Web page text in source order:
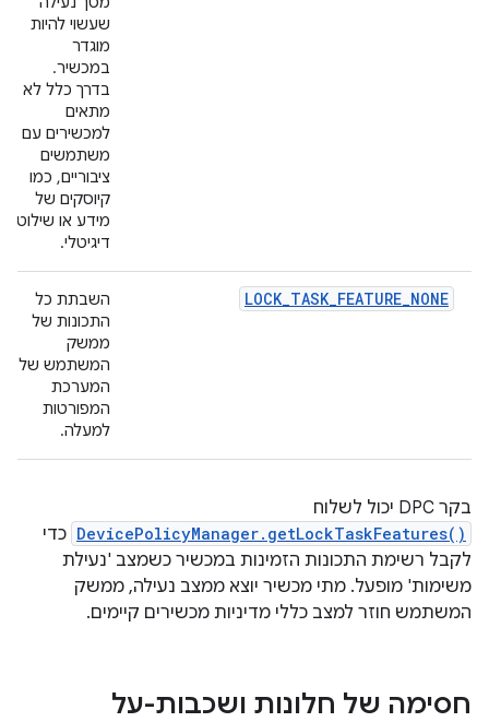
שעשוי להיות
מוגדר
במכשיר.
בדרך כלל לא
מתאים
למכשירים עם
משתמשים
ציבוריים, כמו
קיוסקים של
מידע או שילוט
דיגיטלי.
LOCK_TASK_FEATURE_NONE
השבתת כל
התכונות של
ממשק
המשתמש של
המערכת
המפורטות
למעלה.
בקר DPC יכול לשלוח
DevicePolicyManager.getLockTaskFeatures() כדי
לקבל רשימת התכונות הזמינות במכשיר כשמצב 'נעילת
משימות' מופעל. מתי מכשיר יוצא ממצב נעילה, ממשק
המשתמש חוזר למצב כללי מדיניות מכשירים קיימים.
חסימה של חלונות ושכבות-על